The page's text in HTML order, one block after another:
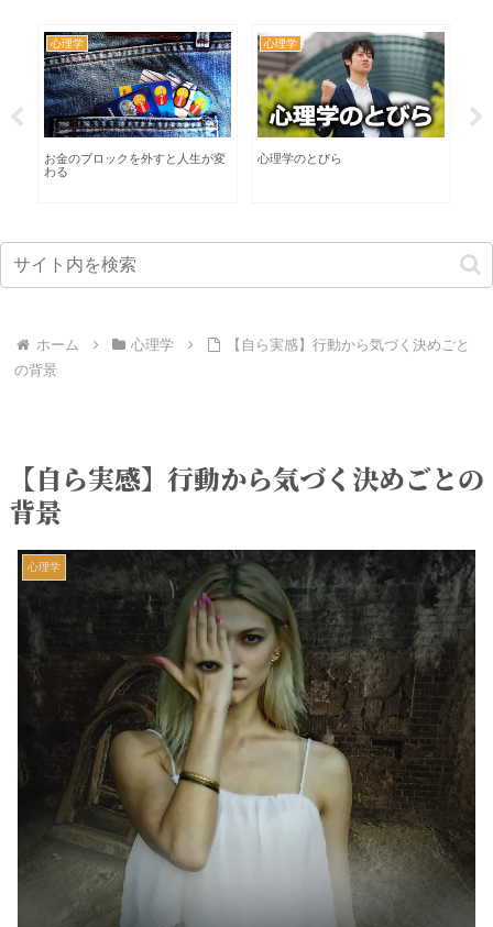
心理学
お金のブロックを外すと人生が変
わる
心理学
心理学のとびら
ホーム 心理学
【自ら実感】行動から気づく決めごと
の背景
【自ら実感】行動から気づく決めごとの
背景
心理学